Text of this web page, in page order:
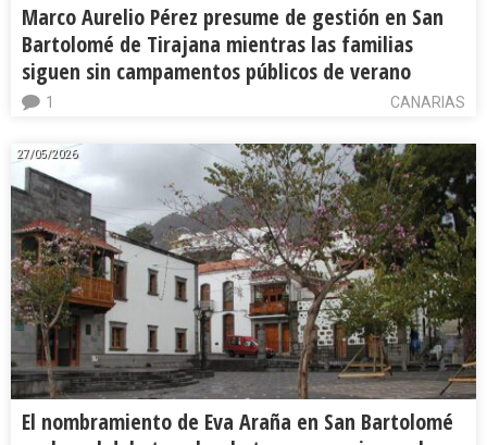
Marco Aurelio Pérez presume de gestión en San
Bartolomé de Tirajana mientras las familias
siguen sin campamentos públicos de verano
CANARIAS
1
27/05/2026
El nombramiento de Eva Araña en San Bartolomé